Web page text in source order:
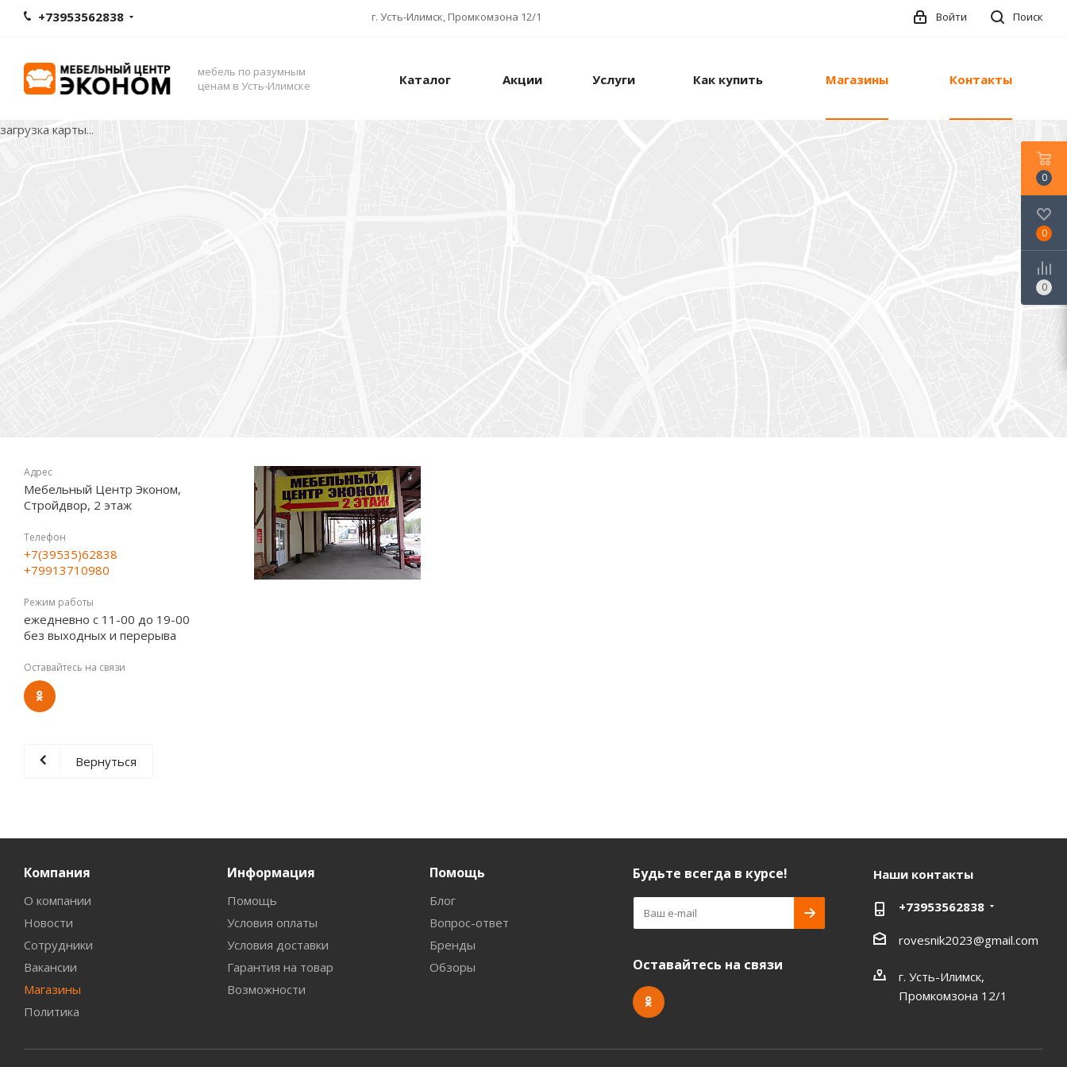
+73953562838 г. Усть-Илимск, Промкомзона 12/1 Поиск
Войти
мебель по разумным
ценам в Усть-Илимске
Каталог Акции Услуги Как купить Магазины Контакты
загрузка карты...
Адрес
Мебельный Центр Эконом,
Стройдвор, 2 этаж
Телефон
+7(39535)62838
+79913710980
Режим работы
ежедневно с 11-00 до 19-00
без выходных и перерыва
Оставайтесь на связи
Вернуться
Компания
О компании
Новости
Сотрудники
Вакансии
Магазины
Политика
Информация
Помощь
Условия оплаты
Условия доставки
Гарантия на товар
Возможности
Помощь
Блог
Вопрос-ответ
Бренды
Обзоры
Будьте всегда в курсе!
Оставайтесь на связи
Наши контакты
+73953562838
rovesnik2023@gmail.com
г. Усть-Илимск,
Промкомзона 12/1
0
0
0